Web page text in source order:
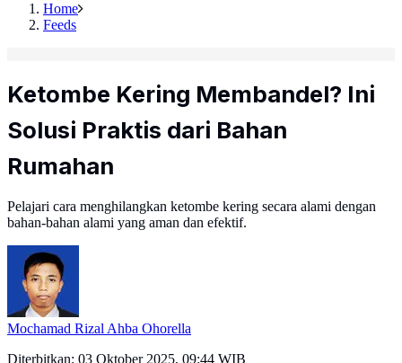
Home
Feeds
Ketombe Kering Membandel? Ini
Solusi Praktis dari Bahan
Rumahan
Pelajari cara menghilangkan ketombe kering secara alami dengan
bahan-bahan alami yang aman dan efektif.
Mochamad Rizal Ahba Ohorella
Diterbitkan: 03 Oktober 2025, 09:44 WIB